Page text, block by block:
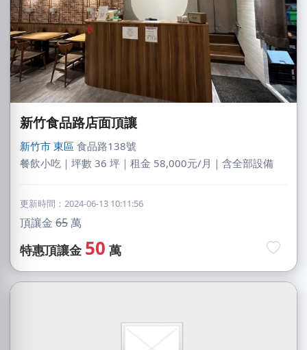
新竹食品路店面頂讓
新竹市 東區 食品路138號
餐飲小吃｜坪數 36 坪｜租金 58,000元/月｜含全部設備
更新時間：2024-06-13 10:11:56
頂讓金 65萬
特惠頂讓金 50 萬